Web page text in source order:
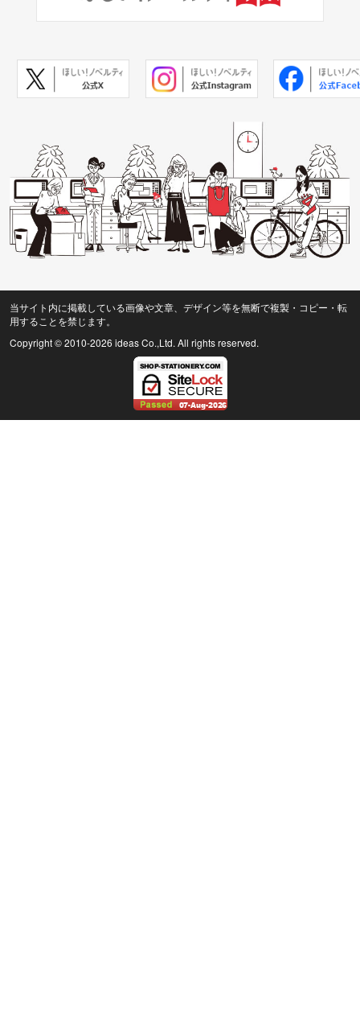
当サイト内に掲載している画像や文章、デザイン等を無断で複製・コピー・転
用することを禁じます。
Copyright © 2010-2026 ideas Co.,Ltd. All rights reserved.